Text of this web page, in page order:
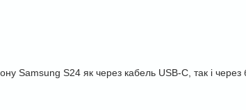
Samsung S24 як через кабель USB-C, так і через